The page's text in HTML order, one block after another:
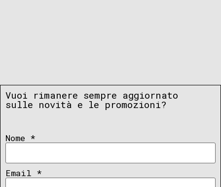
Vuoi rimanere sempre aggiornato
sulle novità e le promozioni?
Nome *
Email *